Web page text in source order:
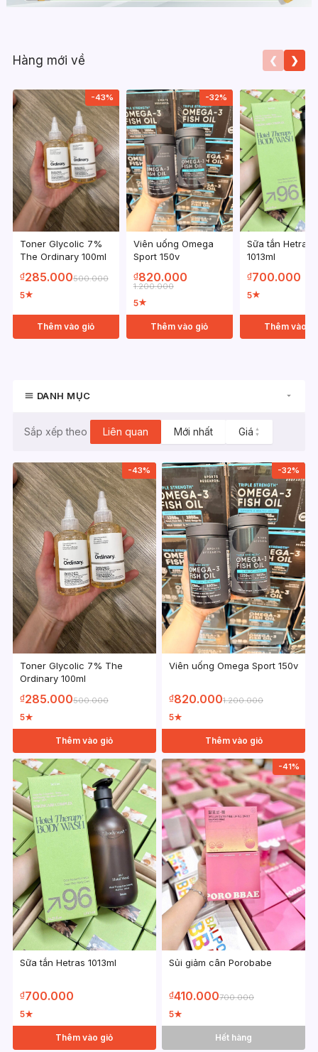
Hàng mới về ❮ ❯
-43%
Toner Glycolic 7%
The Ordinary 100ml
₫285.000500.000
5★
Thêm vào giỏ
-32%
Viên uống Omega
Sport 150v
₫820.000
1.200.000
5★
Thêm vào giỏ
Sữa tắn Hetras
1013ml
₫700.000
5★
Thêm vào
DANH MỤC
Sắp xếp theo Liên quan Mới nhất Giá ▲
▼
-43%
Toner Glycolic 7% The
Ordinary 100ml
₫285.000500.000
5★
Thêm vào giỏ
-32%
Viên uống Omega Sport 150v
₫820.0001.200.000
5★
Thêm vào giỏ
Sữa tắn Hetras 1013ml
₫700.000
5★
Thêm vào giỏ
-41%
Sủi giảm cân Porobabe
₫410.000700.000
5★
Hết hàng